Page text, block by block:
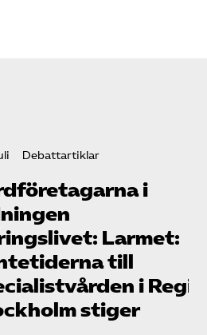
Debattartiklar
i
Larmet:
till
i Region
stiger